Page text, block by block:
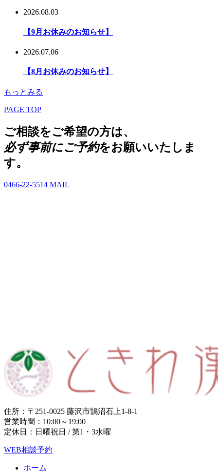
2026.08.03
【9月お休みのお知らせ】
2026.07.06
【8月お休みのお知らせ】
もっとみる
PAGE TOP
ご相談をご希望の方は、
必ず事前にご予約をお願いいたしま
す。
0466-22-5514 MAIL
住所：〒251-0025 藤沢市鵠沼石上1-8-1
営業時間：10:00～19:00
定休日：日曜祝日 / 第1・3水曜
WEB相談予約
ホーム